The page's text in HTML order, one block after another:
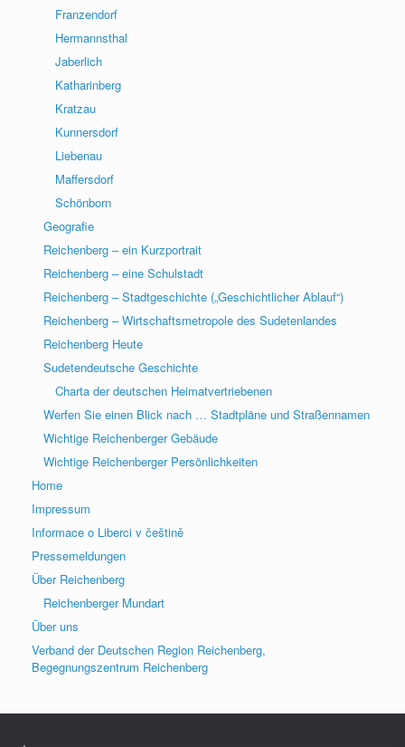
Franzendorf
Hermannsthal
Jaberlich
Katharinberg
Kratzau
Kunnersdorf
Liebenau
Maffersdorf
Schönborn
Geografie
Reichenberg – ein Kurzportrait
Reichenberg – eine Schulstadt
Reichenberg – Stadtgeschichte („Geschichtlicher Ablauf“)
Reichenberg – Wirtschaftsmetropole des Sudetenlandes
Reichenberg Heute
Sudetendeutsche Geschichte
Charta der deutschen Heimatvertriebenen
Werfen Sie einen Blick nach … Stadtpläne und Straßennamen
Wichtige Reichenberger Gebäude
Wichtige Reichenberger Persönlichkeiten
Home
Impressum
Informace o Liberci v češtině
Pressemeldungen
Über Reichenberg
Reichenberger Mundart
Über uns
Verband der Deutschen Region Reichenberg,
Begegnungszentrum Reichenberg